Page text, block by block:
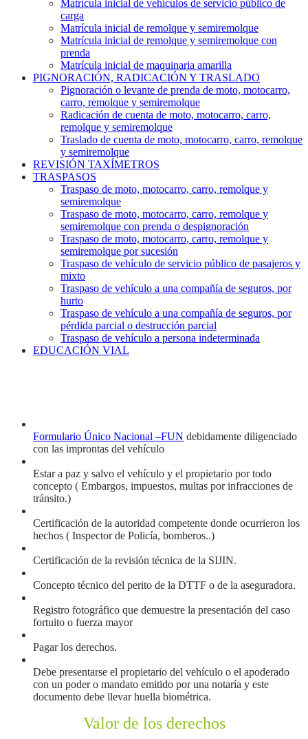
Matrícula inicial de vehículos de servicio público de
carga
Matrícula inicial de remolque y semiremolque
Matrícula inicial de remolque y semiremolque con
prenda
Matrícula inicial de maquinaria amarilla
PIGNORACIÓN, RADICACIÓN Y TRASLADO
Pignoración o levante de prenda de moto, motocarro,
carro, remolque y semiremolque
Radicación de cuenta de moto, motocarro, carro,
remolque y semiremolque
Traslado de cuenta de moto, motocarro, carro, remolque
y semiremolque
REVISIÓN TAXÍMETROS
TRASPASOS
Traspaso de moto, motocarro, carro, remolque y
semiremolque
Traspaso de moto, motocarro, carro, remolque y
semiremolque con prenda o despignoración
Traspaso de moto, motocarro, carro, remolque y
semiremolque por sucesión
Traspaso de vehículo de servicio público de pasajeros y
mixto
Traspaso de vehículo a una compañía de seguros, por
hurto
Traspaso de vehículo a una compañía de seguros, por
pérdida parcial o destrucción parcial
Traspaso de vehículo a persona indeterminada
EDUCACIÓN VIAL
Formulario Único Nacional –FUN debidamente diligenciado
con las improntas del vehículo
Estar a paz y salvo el vehículo y el propietario por todo
concepto ( Embargos, impuestos, multas por infracciones de
tránsito.)
Certificación de la autoridad competente donde ocurrieron los
hechos ( Inspector de Policía, bomberos..)
Certificación de la revisión técnica de la SIJIN.
Concepto técnico del perito de la DTTF o de la aseguradora.
Registro fotográfico que demuestre la presentación del caso
fortuito o fuerza mayor
Pagar los derechos.
Debe presentarse el propietario del vehículo o el apoderado
con un poder o mandato emitido por una notaría y este
documento debe llevar huella biométrica.
Valor de los derechos